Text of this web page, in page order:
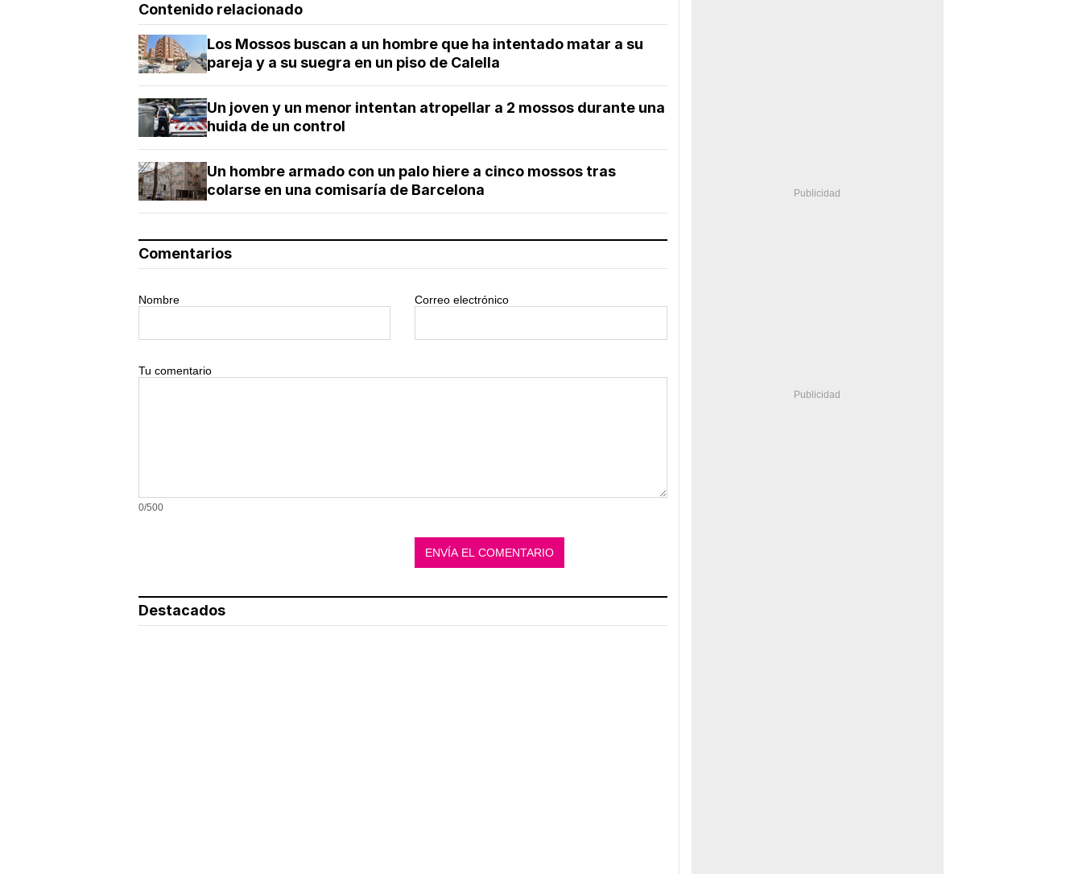
Contenido relacionado
Los Mossos buscan a un hombre que ha intentado matar a su
pareja y a su suegra en un piso de Calella
Un joven y un menor intentan atropellar a 2 mossos durante una
huida de un control
Un hombre armado con un palo hiere a cinco mossos tras
colarse en una comisaría de Barcelona
Comentarios
Nombre Correo electrónico
Tu comentario
0/500
Destacados